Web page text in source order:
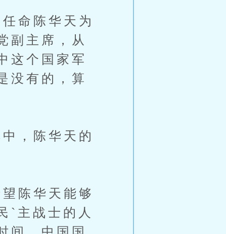
命陈华天为
副主席，从
这个国家军
没有的，算
，陈华天的
陈华天能够
`主战士的人